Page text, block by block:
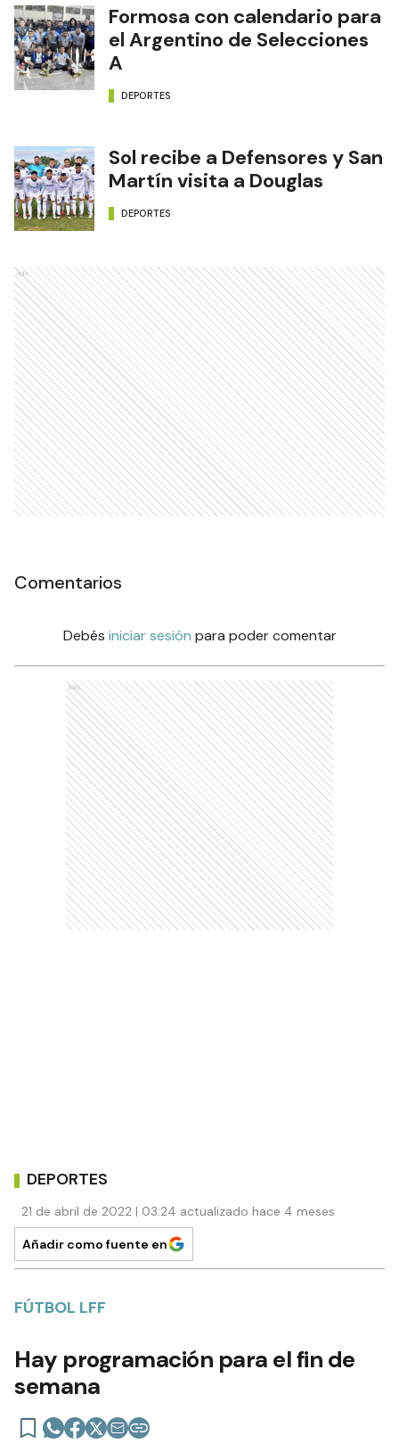
Formosa con calendario para
el Argentino de Selecciones
A
DEPORTES
Sol recibe a Defensores y San
Martín visita a Douglas
DEPORTES
Ads
Comentarios
Debés iniciar sesión para poder comentar
Ads
DEPORTES
21 de abril de 2022 | 03:24 actualizado hace 4 meses
Añadir como fuente en
FÚTBOL LFF
Hay programación para el fin de
semana